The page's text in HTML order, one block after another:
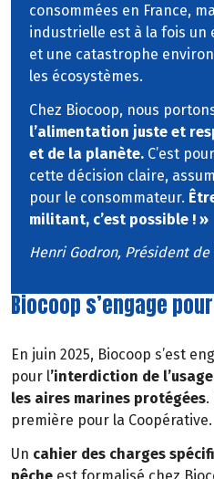
consommées en France,
industrielle est à la fois un
et une catastrophe
les écosystèmes.
Chez Biocoop, nous
l’alimentation juste et
et de la planète. C’est
cette décision claire,
pour le consommateur.
militant, c’est possible ! »
Henri Godron, Président de
Biocoop s’engage
En juin 2025, Biocoop s’est
pour l’interdiction de
les aires marines protégées.
première pour la Coopérative.
Un cahier des charges